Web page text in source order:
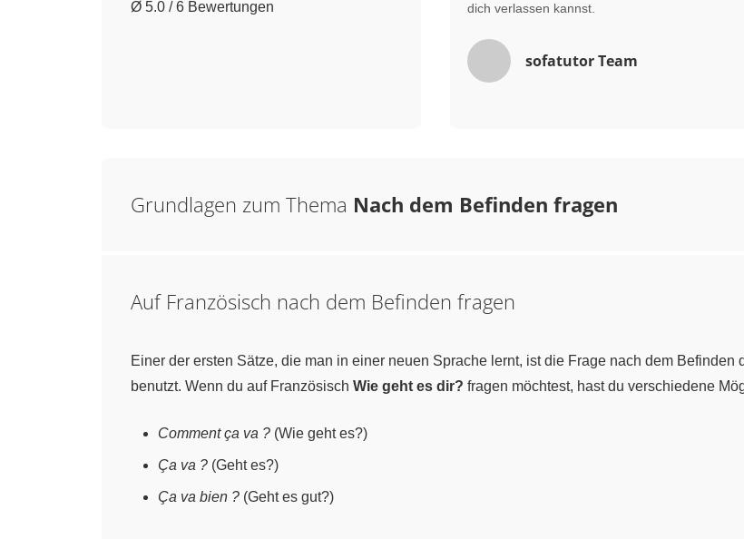
Ø 5.0 / 6 Bewertungen
dich verlassen kannst.
sofatutor Team
Grundlagen zum Thema Nach dem Befinden fragen
Auf Französisch nach dem Befinden fragen
Einer der ersten Sätze, die man in einer neuen Sprache lernt, ist die Frage nach dem Befinden
benutzt. Wenn du auf Französisch Wie geht es dir? fragen möchtest, hast du verschiedene
Comment ça va ? (Wie geht es?)
Ça va ? (Geht es?)
Ça va bien ? (Geht es gut?)